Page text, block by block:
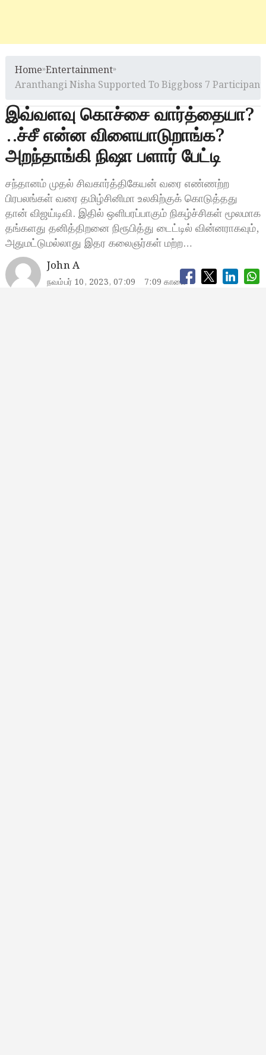
Home»Entertainment»
Aranthangi Nisha Supported To Biggboss 7
இவ்வளவு கொச்சை வார்த்தையா?
..ச்சீ என்ன விளையாடுறாங்க?
அறந்தாங்கி நிஷா பளார் பேட்டி
சந்தானம் முதல் சிவகார்த்திகேயன் வரை எண்ணற்ற
பிரபலங்கள் வரை தமிழ்சினிமா உலகிற்குக் கொடுத்தது
தான் விஜய்டிவி. இதில் ஒளிபரப்பாகும் நிகழ்ச்சிகள் மூலமாக
தங்களது தனித்திறனை நிரூபித்து டைட்டில் வின்னராகவும்,
அதுமட்டுமல்லாது இதர கலைஞர்கள் மற்ற…
John A
நவம்பர் 10, 2023, 07:09 7:09 காலை